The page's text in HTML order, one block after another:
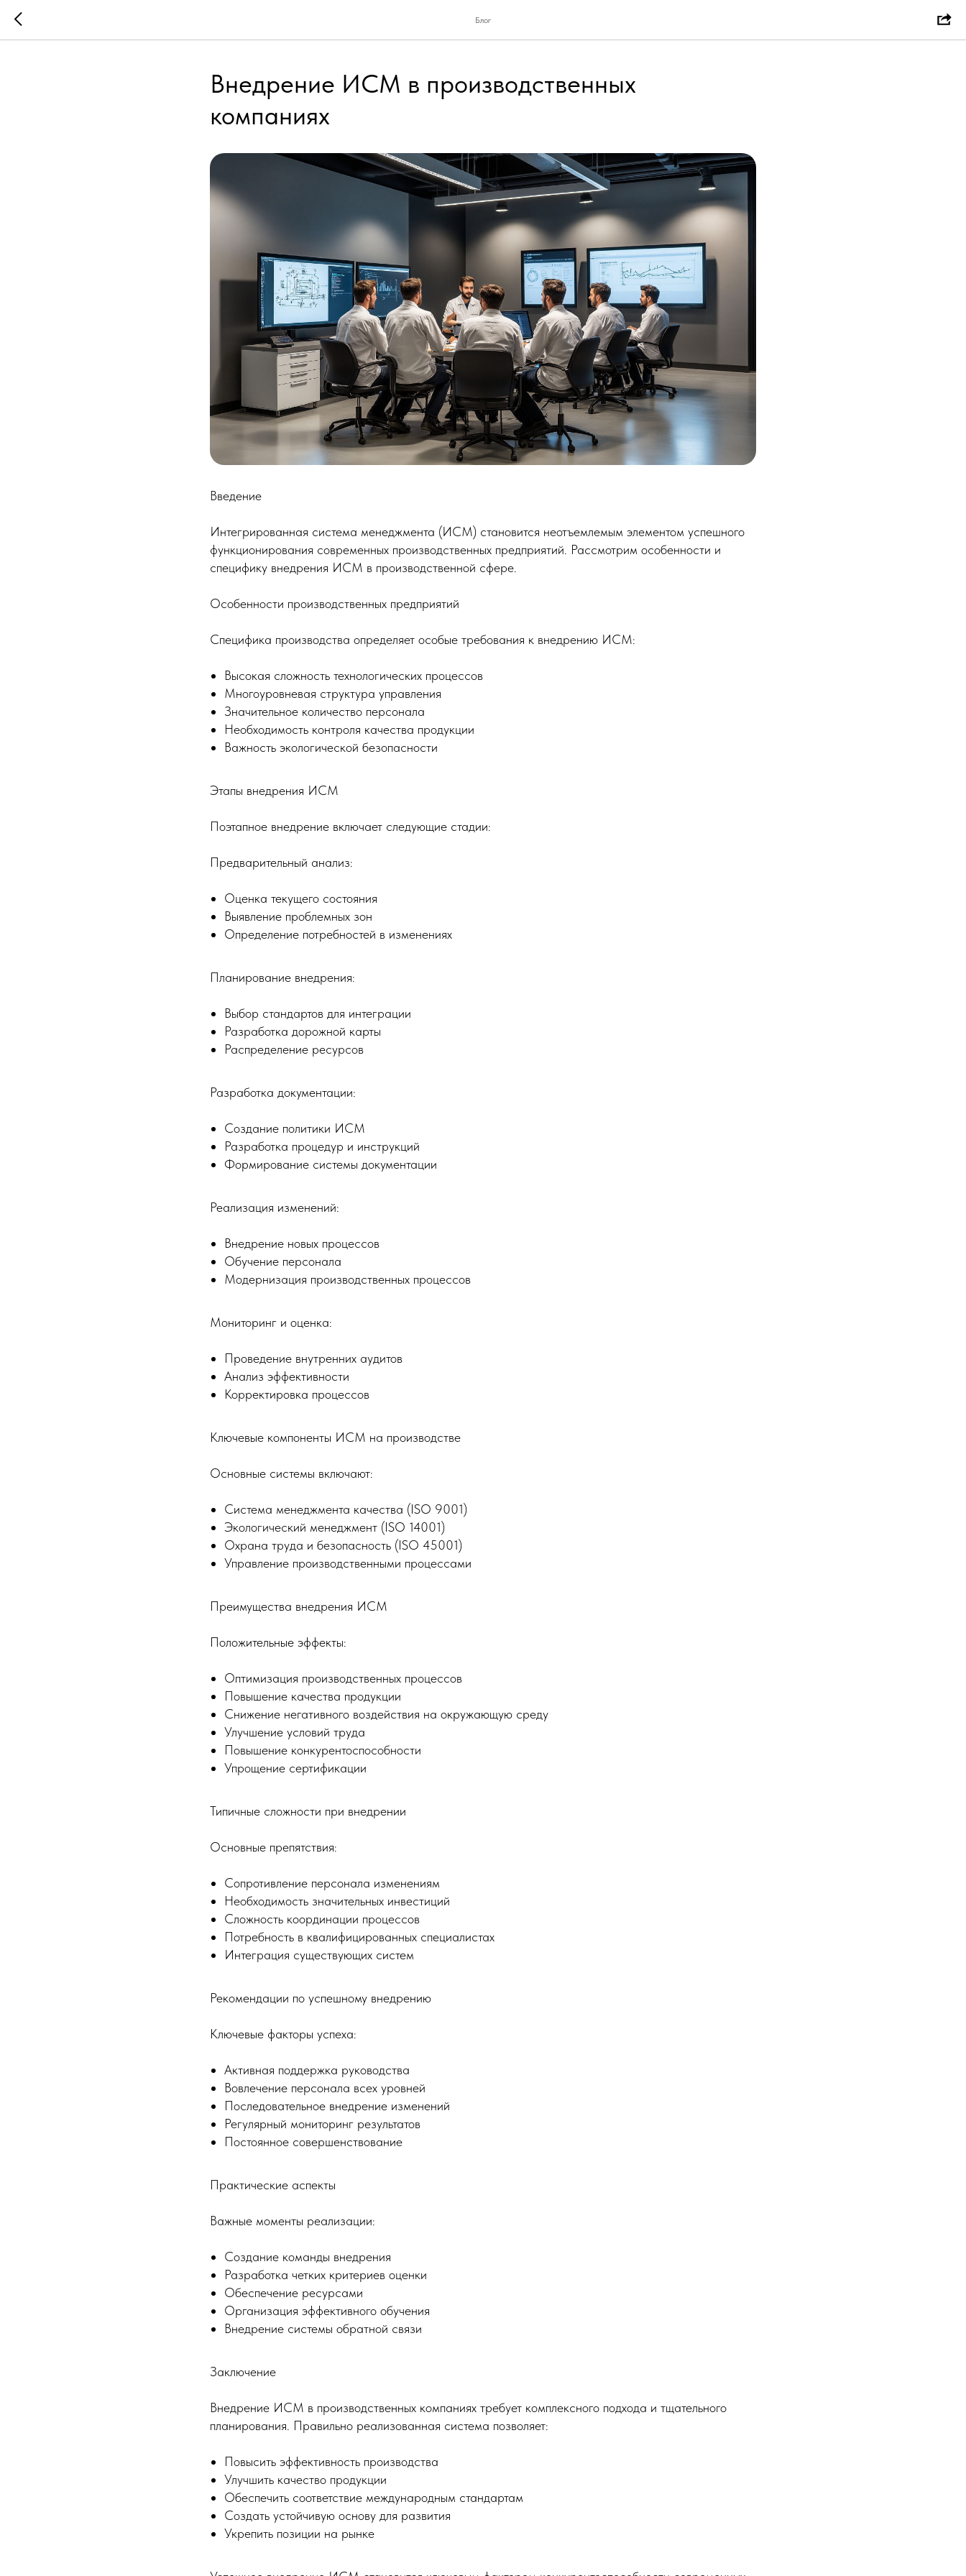
Блог
Внедрение ИСМ в производственных
компаниях
Введение
Интегрированная система менеджмента (ИСМ) становится неотъемлемым элементом успешного
функционирования современных производственных предприятий. Рассмотрим особенности и
специфику внедрения ИСМ в производственной сфере.
Особенности производственных предприятий
Специфика производства определяет особые требования к внедрению ИСМ:
Высокая сложность технологических процессов
Многоуровневая структура управления
Значительное количество персонала
Необходимость контроля качества продукции
Важность экологической безопасности
Этапы внедрения ИСМ
Поэтапное внедрение включает следующие стадии:
Предварительный анализ:
Оценка текущего состояния
Выявление проблемных зон
Определение потребностей в изменениях
Планирование внедрения:
Выбор стандартов для интеграции
Разработка дорожной карты
Распределение ресурсов
Разработка документации:
Создание политики ИСМ
Разработка процедур и инструкций
Формирование системы документации
Реализация изменений:
Внедрение новых процессов
Обучение персонала
Модернизация производственных процессов
Мониторинг и оценка:
Проведение внутренних аудитов
Анализ эффективности
Корректировка процессов
Ключевые компоненты ИСМ на производстве
Основные системы включают:
Система менеджмента качества (ISO 9001)
Экологический менеджмент (ISO 14001)
Охрана труда и безопасность (ISO 45001)
Управление производственными процессами
Преимущества внедрения ИСМ
Положительные эффекты:
Оптимизация производственных процессов
Повышение качества продукции
Снижение негативного воздействия на окружающую среду
Улучшение условий труда
Повышение конкурентоспособности
Упрощение сертификации
Типичные сложности при внедрении
Основные препятствия:
Сопротивление персонала изменениям
Необходимость значительных инвестиций
Сложность координации процессов
Потребность в квалифицированных специалистах
Интеграция существующих систем
Рекомендации по успешному внедрению
Ключевые факторы успеха:
Активная поддержка руководства
Вовлечение персонала всех уровней
Последовательное внедрение изменений
Регулярный мониторинг результатов
Постоянное совершенствование
Практические аспекты
Важные моменты реализации:
Создание команды внедрения
Разработка четких критериев оценки
Обеспечение ресурсами
Организация эффективного обучения
Внедрение системы обратной связи
Заключение
Внедрение ИСМ в производственных компаниях требует комплексного подхода и тщательного
планирования. Правильно реализованная система позволяет:
Повысить эффективность производства
Улучшить качество продукции
Обеспечить соответствие международным стандартам
Создать устойчивую основу для развития
Укрепить позиции на рынке